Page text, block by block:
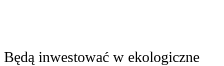
Będą inwestować w ekologiczne